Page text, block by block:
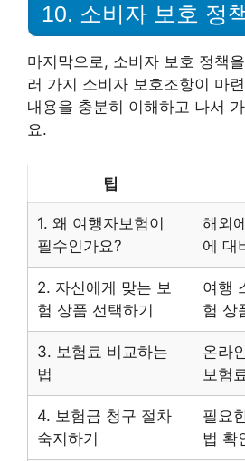
10. 소비자 보호 정
마지막으로, 소비자 보호 정책
러 가지 소비자 보호조항이 마
내용을 충분히 이해하고 나서
요.
팁
1. 왜 여행자보험이
필수인가요?
해외
에 대
2. 자신에게 맞는 보
험 상품 선택하기
여행
험 상
3. 보험료 비교하는
법
온라
보험
4. 보험금 청구 절차
숙지하기
필요
법 확